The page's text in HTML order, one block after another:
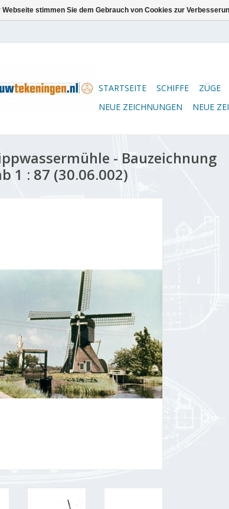
STARTSEITE SCHIFFE ZÜGE
NEUE ZEICHNUNGEN
NEUE
- Bauzeichnung
1 : 87 (30.06.002)
stimmen Sie dem Gebrauch von Cookies zur